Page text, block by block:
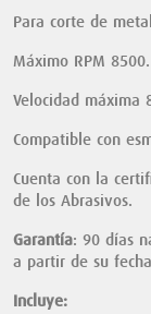
Para corte de
Máximo RPM 8500.
Velocidad máxima
Compatible con
Cuenta con la
de los Abrasivos.
Garantía: 90 días
a partir de su
Incluye: